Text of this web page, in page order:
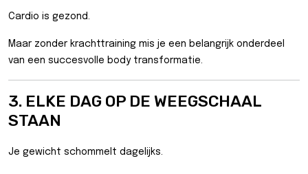
Cardio is gezond.
Maar zonder krachttraining mis je een belangrijk onderdeel
van een succesvolle body transformatie.
3. ELKE DAG OP DE WEEGSCHAAL
STAAN
Je gewicht schommelt dagelijks.